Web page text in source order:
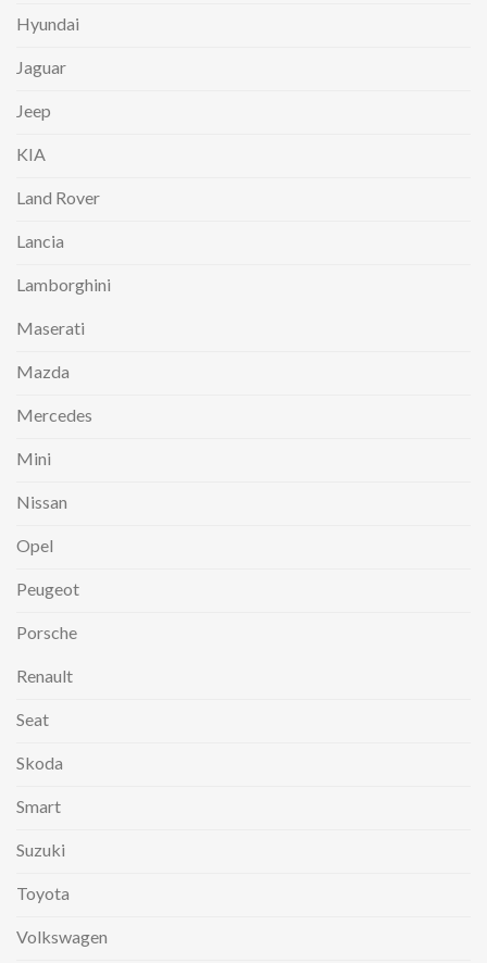
Hyundai
Jaguar
Jeep
KIA
Land Rover
Lancia
Lamborghini
Maserati
Mazda
Mercedes
Mini
Nissan
Opel
Peugeot
Porsche
Renault
Seat
Skoda
Smart
Suzuki
Toyota
Volkswagen